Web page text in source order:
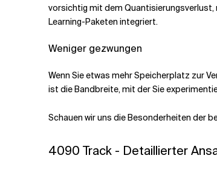
vorsichtig mit dem Quantisierungsverlust,
Learning-Paketen integriert.
Weniger gezwungen
Wenn Sie etwas mehr Speicherplatz zur
ist die Bandbreite, mit der Sie
Schauen wir uns die Besonderheiten der
4090 Track - Detaillierter